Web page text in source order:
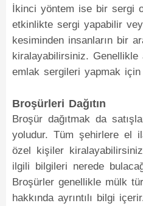
İkinci yöntem ise bir sergi
etkinlikte sergi yapabilir
kesiminden insanların bir
kiralayabilirsiniz. Genellikle
emlak sergileri yapmak
Broşürleri Dağıtın
Broşür dağıtmak da
yoludur. Tüm şehirlere el
özel kişiler
ilgili bilgileri nerede
Broşürler genellikle mülk
hakkında ayrıntılı bilgi